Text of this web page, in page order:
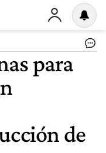
para
de